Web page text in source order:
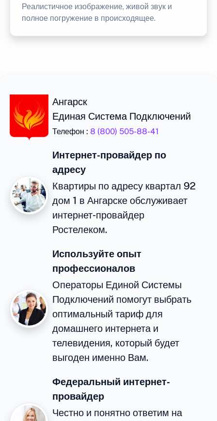
Реалистичное изображение, живой звук и
полное погружение в происходящее.
Ангарск
Единая Система Подключений
Телефон : 8 (800) 505-88-41
Интернет-провайдер по
адресу
Квартиры по адресу квартал 92
дом 1 в Ангарске обслуживает
интернет-провайдер
Ростелеком.
Используйте опыт
профессионалов
Операторы Единой Системы
Подключений помогут выбрать
оптимальный тариф для
домашнего интернета и
телевидения, который будет
выгоден именно Вам.
Федеральный интернет-
провайдер
Честно и понятно ответим на